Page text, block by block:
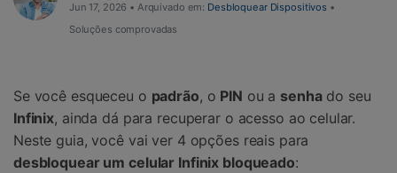
Jun 17, 2026 • Arquivado em: Desbloquear Dispositivos •
Soluções comprovadas
Se você esqueceu o padrão, o PIN ou a senhado seu
Infinix, ainda dá para recuperar o acesso ao celular.
Neste guia, você vai ver 4 opções reais para
desbloquear um celular Infinix bloqueado: